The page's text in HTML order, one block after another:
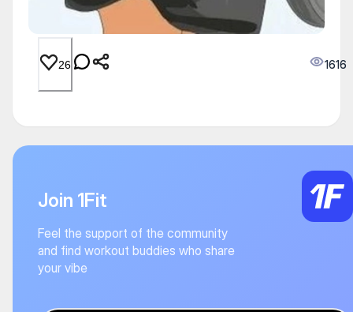
26 1616
Join 1Fit
Feel the support of the community
and find workout buddies who share
your vibe